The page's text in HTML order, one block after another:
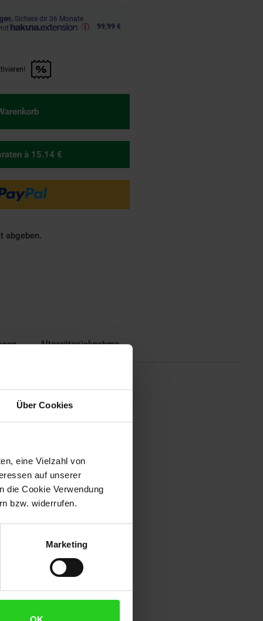
Über Cookies
eine Vielzahl von
auf unserer
die Cookie Verwendung
bzw. widerrufen.
Marketing
Sichere dir 36 Monate
99,99 €
Artikel aktivieren!" anwenden
à 15.14 €
abgeben.
Altgeräterücknahme
an der Hauswand